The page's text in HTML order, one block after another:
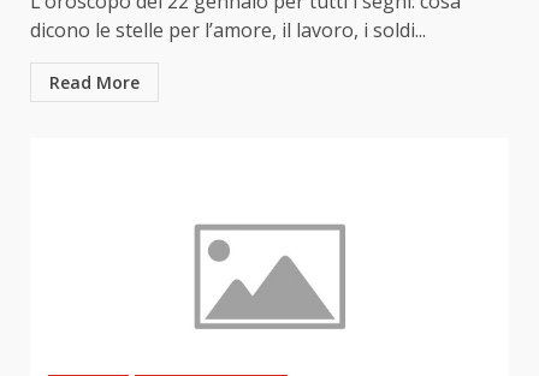
dicono le stelle per l’amore, il lavoro, i soldi...
Read More